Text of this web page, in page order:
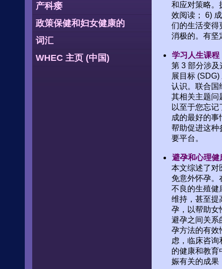
产科瘘
政策保健和妇女健康的
词汇
WHEC 主页 (中国)
和应对策略。
效阅读； 6)
们的生活变得
消极的。有坚
学习人生课程
第 3 部分涉
展目标
认识。联合国
其相关主题问
以至于您忘
成的最好的
帮助促进这种
要平台。
避孕和心理健
本文综述了对
免意外怀孕。
不良的生殖健
维持，甚至提
孕，以帮助女
避孕之间关系
孕方法的有效
虑，临床咨
的健康和教育
娠有关的成果